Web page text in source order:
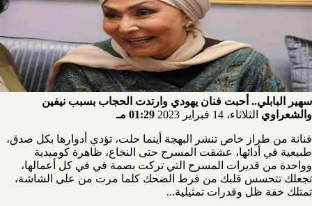
سهير البابلي.. أحبت فنان يهودي وارتدت الحجاب بسبب نيفين
والشعراوي الثلاثاء، 14 فبراير 2023 01:29 مـ
فنانة من طراز خاص تنشر البهجة أينما حلت، تؤدي أدوارها بكل صدق،
طبيعية في أدائها، عشقت المسرح حتى النخاع، ظاهرة كوميدية
وواحدة من قديرات المسرح التي تركت بصمة في في كل أعمالها،
تجعلك تتحسس قلبك من فرط الضحك كلما مرت من على الشاشة،
تمتلك خفة ظل وقدرات تمثيلية...